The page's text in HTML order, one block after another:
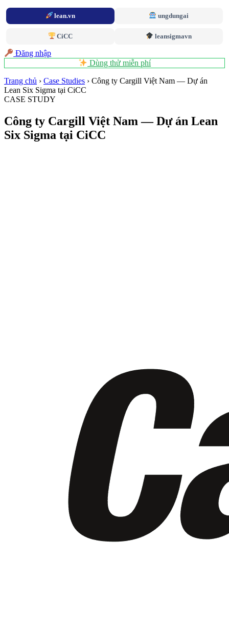
lean.vn ungdungai
CiCC leansigmavn
Đăng nhập
Dùng thử miễn phí
Trang chủ › Case Studies › Công ty Cargill Việt Nam — Dự án
Lean Six Sigma tại CiCC
CASE STUDY
Công ty Cargill Việt Nam — Dự án Lean
Six Sigma tại CiCC